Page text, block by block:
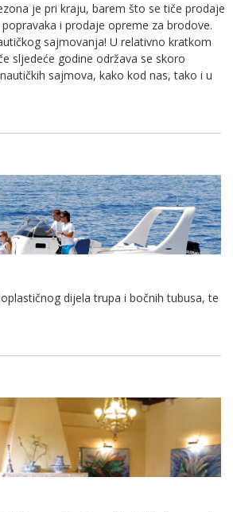
je pri kraju, barem što se tiče prodaje
i prodaje opreme za brodove.
sajmovanja! U relativno kratkom
sljedeće godine održava se skoro
sajmova, kako kod nas, tako i u
dijela trupa i bočnih tubusa, te